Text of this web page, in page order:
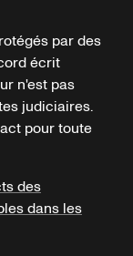
par des
écrit
n'est pas
judiciaires.
pour toute
des
dans les